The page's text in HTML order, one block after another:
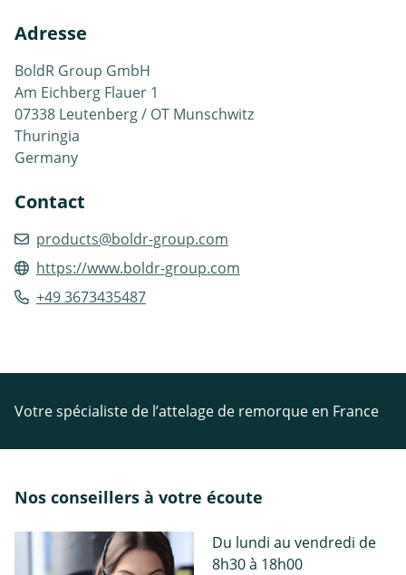
Adresse
BoldR Group GmbH
Am Eichberg Flauer 1
07338 Leutenberg / OT Munschwitz
Thuringia
Germany
Contact
products@boldr-group.com
https://www.boldr-group.com
+49 3673435487
Votre spécialiste de l’attelage de remorque en France
Nos conseillers à votre écoute
Du lundi au vendredi de
8h30 à 18h00